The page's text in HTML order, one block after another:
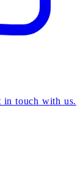
in touch with us.